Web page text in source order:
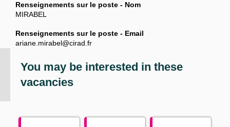
Renseignements sur le poste - Nom
MIRABEL
Renseignements sur le poste - Email
ariane.mirabel@cirad.fr
You may be interested in these
vacancies